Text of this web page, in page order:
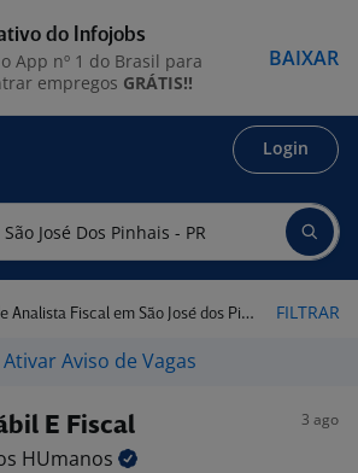
Login
Fiscal em São José dos Pinhais - PR FILTRAR
Ativar Aviso de Vagas
E Fiscal 3 ago
HUmanos
do Infojobs
App nº 1 do Brasil para
empregos GRÁTIS!!
BAIXAR